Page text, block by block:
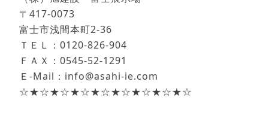
〒417-0073
富士市浅間本町2-36
ＴＥＬ：0120-826-904
ＦＡＸ：0545-52-1291
Ｅ‐Mail：info@asahi-ie.com
☆★☆★☆★☆★☆★☆★☆★☆★☆